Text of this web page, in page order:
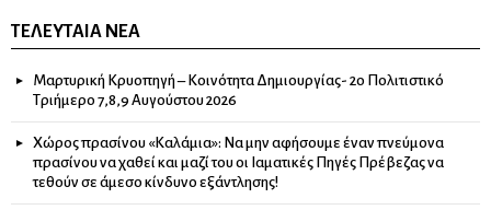
ΤΕΛΕΥΤΑΊΑ ΝΈΑ
Μαρτυρική Κρυοπηγή – Κοινότητα Δημιουργίας- 2ο Πολιτιστικό
Τριήμερο 7,8,9 Αυγούστου 2026
Χώρος πρασίνου «Καλάμια»: Να μην αφήσουμε έναν πνεύμονα
πρασίνου να χαθεί και μαζί του οι Ιαματικές Πηγές Πρέβεζας να
τεθούν σε άμεσο κίνδυνο εξάντλησης!